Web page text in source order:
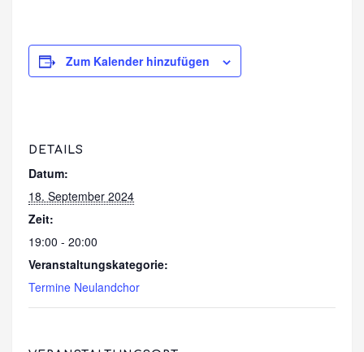
Zum Kalender hinzufügen
DETAILS
Datum:
18. September 2024
Zeit:
19:00 - 20:00
Veranstaltungskategorie:
Termine Neulandchor